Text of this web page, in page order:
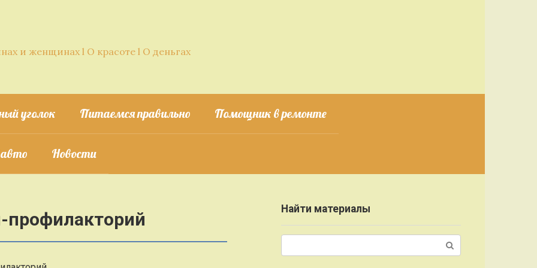
и женщинах l О красоте l О деньгах
уголок Питаемся правильно Помощник в ремонте
авто Новости
профилакторий Найти материалы